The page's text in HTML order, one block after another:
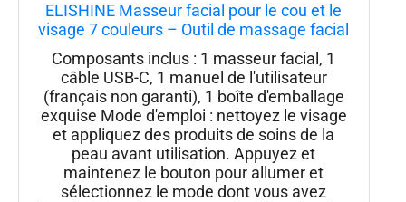
ELISHINE Masseur facial pour le cou et le
visage 7 couleurs – Outil de massage facial
pour soins de la peau à la maison, masseur
vibrant avec thermiques, rose
Composants inclus : 1 masseur facial, 1
câble USB-C, 1 manuel de l'utilisateur
(français non garanti), 1 boîte d'emballage
exquise Mode d'emploi : nettoyez le visage
et appliquez des produits de soins de la
peau avant utilisation. Appuyez et
maintenez le bouton pour allumer et
sélectionnez le mode dont vous avez